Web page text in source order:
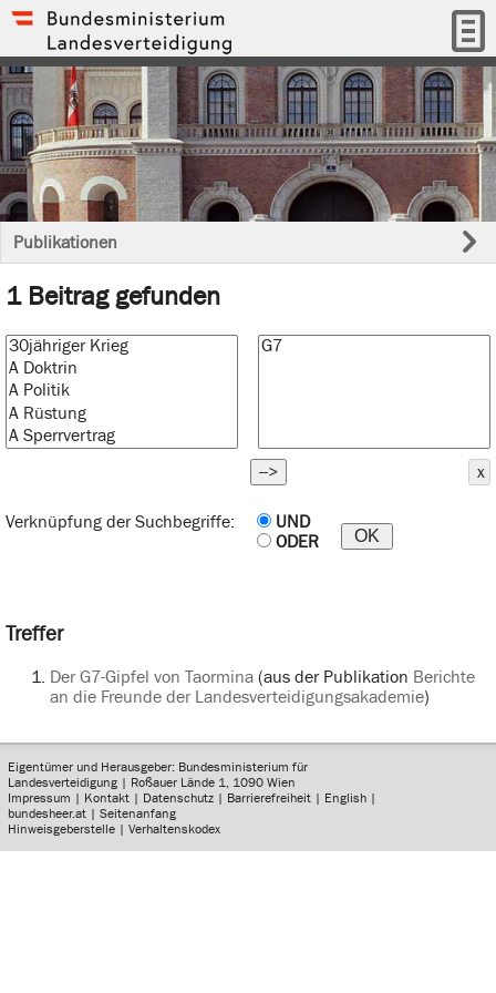
Publikationen
1 Beitrag gefunden
Verknüpfung der Suchbegriffe:
UND
ODER
Treffer
Der G7-Gipfel von Taormina(aus der Publikation Berichte
an die Freunde der Landesverteidigungsakademie)
Eigentümer und Herausgeber: Bundesministerium für
Landesverteidigung | Roßauer Lände 1, 1090 Wien
Impressum | Kontakt | Datenschutz | Barrierefreiheit | English |
bundesheer.at |Seitenanfang
Hinweisgeberstelle |Verhaltenskodex